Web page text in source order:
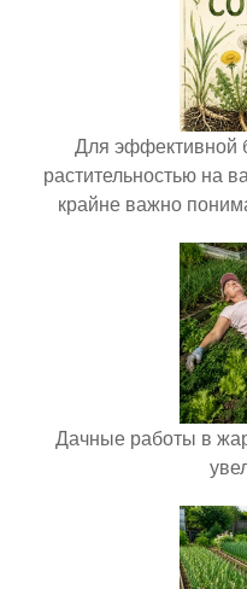
Для эффективной
растительностью на
крайне важно
Дачные работы в